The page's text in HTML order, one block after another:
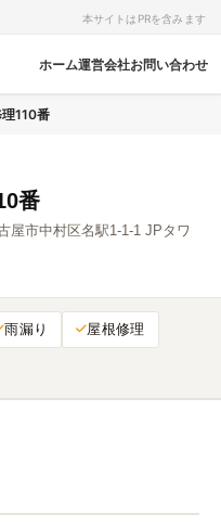
本サイトはPRを含みます
ホーム運営会社お問い合わせ
110番
番
屋市中村区名駅1‑1‑1 JPタワ
雨漏り 屋根修理